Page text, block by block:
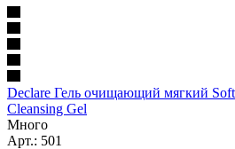
Declare Гель очищающий мягкий
Cleansing Gel
Много
Арт.: 501